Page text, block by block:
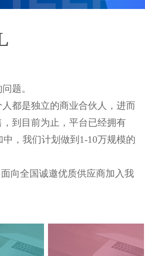
题。
都是独立的商业合伙人，进而
到目前为止，平台已经拥有
，我们计划做到1-10万规模的
向全国诚邀优质供应商加入我